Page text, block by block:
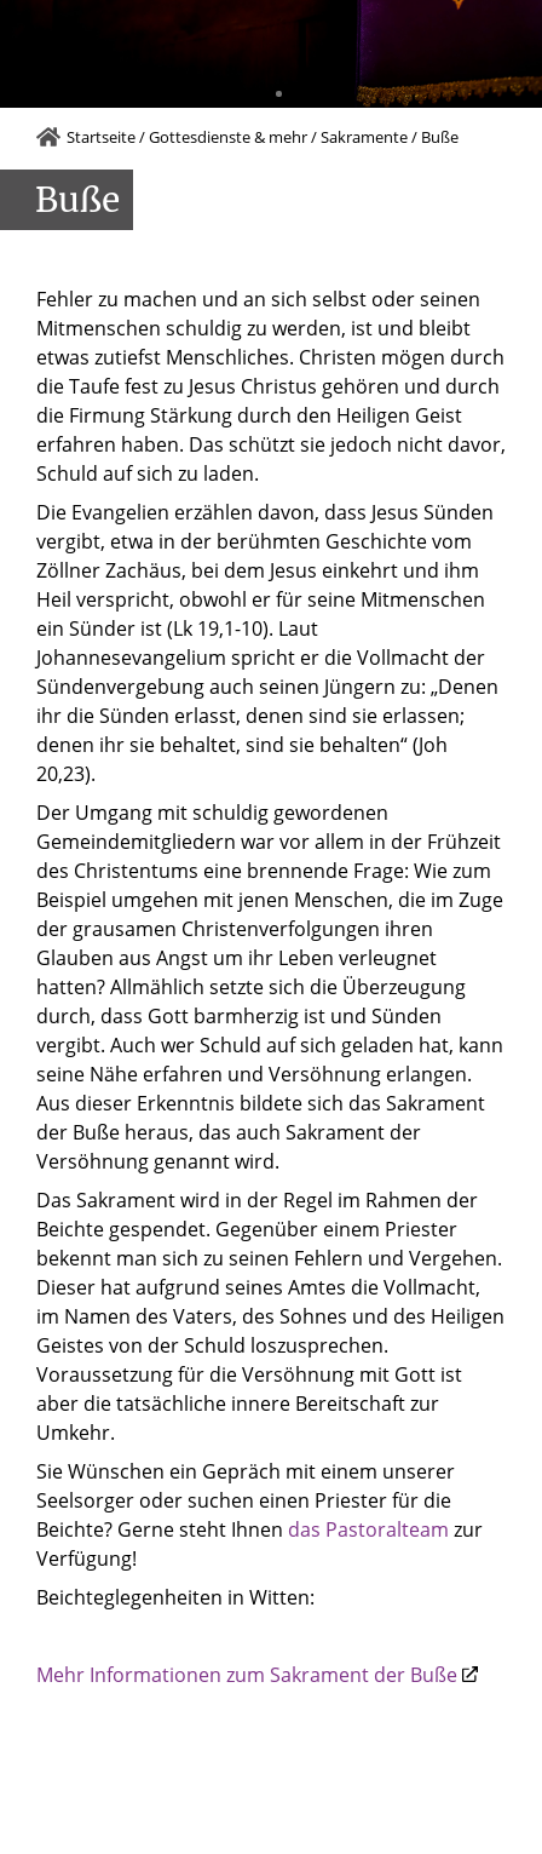
Startseite/Gottesdienste & mehr/Sakramente/ Buße
Buße
Fehler zu machen und an sich selbst oder seinen
Mitmenschen schuldig zu werden, ist und bleibt
etwas zutiefst Menschliches. Christen mögen durch
die Taufe fest zu Jesus Christus gehören und durch
die Firmung Stärkung durch den Heiligen Geist
erfahren haben. Das schützt sie jedoch nicht davor,
Schuld auf sich zu laden.
Die Evangelien erzählen davon, dass Jesus Sünden
vergibt, etwa in der berühmten Geschichte vom
Zöllner Zachäus, bei dem Jesus einkehrt und ihm
Heil verspricht, obwohl er für seine Mitmenschen
ein Sünder ist (Lk 19,1-10). Laut
Johannesevangelium spricht er die Vollmacht der
Sündenvergebung auch seinen Jüngern zu: „Denen
ihr die Sünden erlasst, denen sind sie erlassen;
denen ihr sie behaltet, sind sie behalten“ (Joh
20,23).
Der Umgang mit schuldig gewordenen
Gemeindemitgliedern war vor allem in der Frühzeit
des Christentums eine brennende Frage: Wie zum
Beispiel umgehen mit jenen Menschen, die im Zuge
der grausamen Christenverfolgungen ihren
Glauben aus Angst um ihr Leben verleugnet
hatten? Allmählich setzte sich die Überzeugung
durch, dass Gott barmherzig ist und Sünden
vergibt. Auch wer Schuld auf sich geladen hat, kann
seine Nähe erfahren und Versöhnung erlangen.
Aus dieser Erkenntnis bildete sich das Sakrament
der Buße heraus, das auch Sakrament der
Versöhnung genannt wird.
Das Sakrament wird in der Regel im Rahmen der
Beichte gespendet. Gegenüber einem Priester
bekennt man sich zu seinen Fehlern und Vergehen.
Dieser hat aufgrund seines Amtes die Vollmacht,
im Namen des Vaters, des Sohnes und des Heiligen
Geistes von der Schuld loszusprechen.
Voraussetzung für die Versöhnung mit Gott ist
aber die tatsächliche innere Bereitschaft zur
Umkehr.
Sie Wünschen ein Gepräch mit einem unserer
Seelsorger oder suchen einen Priester für die
Beichte? Gerne steht Ihnen das Pastoralteam zur
Verfügung!
Beichteglegenheiten in Witten:
Mehr Informationen zum Sakrament der Buße